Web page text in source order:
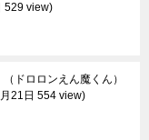
529 view
ドロロンえん魔くん）
21日 554 view